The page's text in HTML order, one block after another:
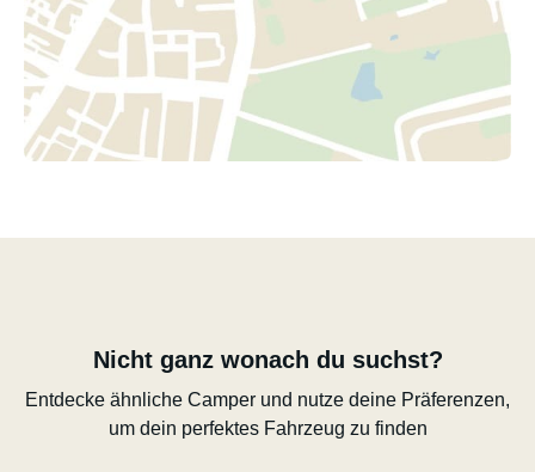
Nicht ganz wonach du suchst?
Entdecke ähnliche Camper und nutze deine Präferenzen,
um dein perfektes Fahrzeug zu finden